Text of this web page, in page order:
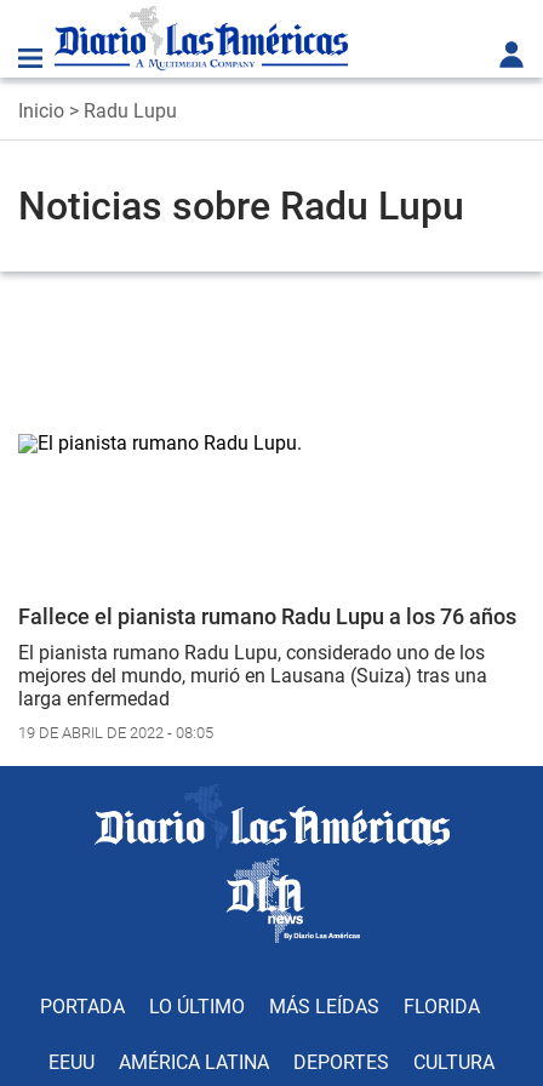
Inicio > Radu Lupu
Noticias sobre Radu Lupu
Fallece el pianista rumano Radu Lupu a los 76 años
El pianista rumano Radu Lupu, considerado uno de los
mejores del mundo, murió en Lausana (Suiza) tras una
larga enfermedad
19 DE ABRIL DE 2022 - 08:05
PORTADA LO ÚLTIMO MÁS LEÍDAS FLORIDA
EEUU AMÉRICA LATINA DEPORTES CULTURA